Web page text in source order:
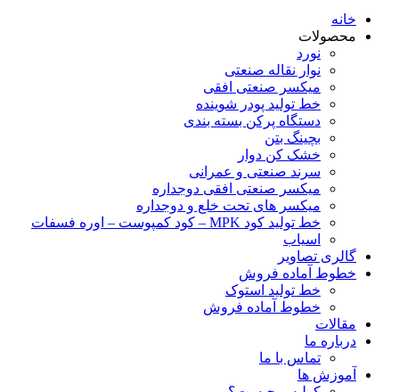
خانه
محصولات
نورد
نوار نقاله صنعتی
ميكسر صنعتی افقی
خط تولید پودر شوينده
دستگاه پرکن بسته بندی
بچينگ بتن
خشک کن دوار
سرند صنعتی و عمرانی
میکسر صنعتی افقی دوجداره
میکسر های تحت خلع و دوجداره
خط تولید کود MPK – کود کمپوست – اوره فسفات
اسیاب
گالری تصاویر
خطوط آماده فروش
خط تولید استوک
خطوط آماده فروش
مقالات
درباره ما
تماس با ما
آموزش ها